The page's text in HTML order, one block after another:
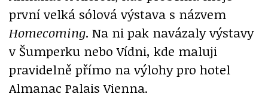
první velká sólová výstava s názvem
Homecoming. Na ni pak navázaly výstavy
v Šumperku nebo Vídni, kde maluji
pravidelně přímo na výlohy pro hotel
Almanac Palais Vienna.